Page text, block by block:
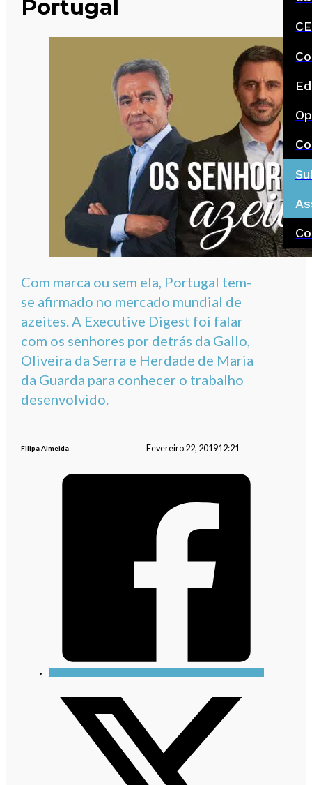
Portugal
Com marca ou sem ela, Portugal tem-
se afirmado no mercado mundial de
azeites. A Executive Digest foi falar
com os senhores por detrás da Gallo,
Oliveira da Serra e Herdade de Maria
da Guarda para conhecer o trabalho
desenvolvido.
Filipa Almeida Fevereiro 22, 201912:21